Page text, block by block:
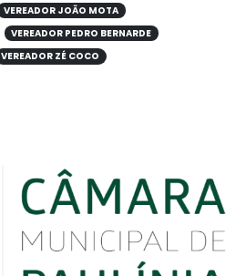
VEREADOR JOÃO MOTA
VEREADOR PEDRO BERNARDE
VEREADOR ZÉ COCO